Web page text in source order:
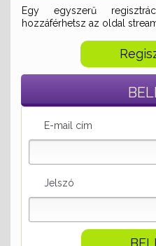
Egy egyszerű
hozzáférhetsz az oldal
E-mail cím
Jelszó